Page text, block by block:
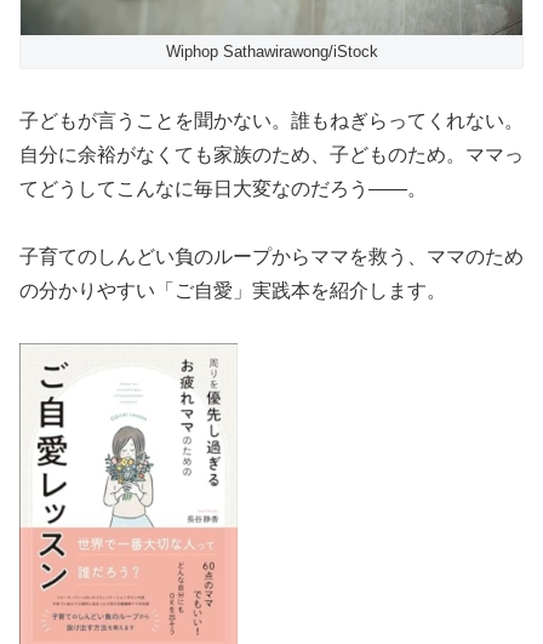
Wiphop Sathawirawong/iStock
子どもが言うことを聞かない。誰もねぎらってくれない。
自分に余裕がなくても家族のため、子どものため。ママっ
てどうしてこんなに毎日大変なのだろう――。
子育てのしんどい負のループからママを救う、ママのため
の分かりやすい「ご自愛」実践本を紹介します。